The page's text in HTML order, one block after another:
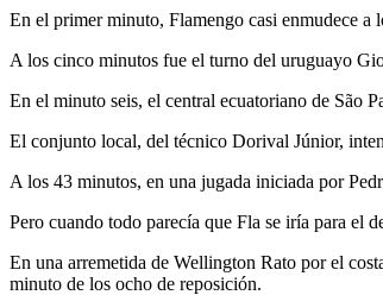
En el primer minuto, Flamengo casi enmudece
A los cinco minutos fue el turno del uruguayo
En el minuto seis, el central ecuatoriano de São
El conjunto local, del técnico Dorival Júnior,
A los 43 minutos, en una jugada iniciada por
Pero cuando todo parecía que Fla se iría para el
En una arremetida de Wellington Rato por el
minuto de los ocho de reposición.